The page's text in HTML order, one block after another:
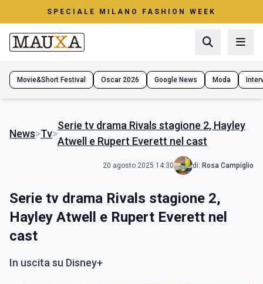
SPECIALE MILANO FASHION WEEK
Movie&Short Festival Oscar 2026 Google News Moda
News>Tv>
Serie tv drama Rivals stagione 2, Hayley
Atwell e Rupert Everett nel cast
20 agosto 2025 14:30 di: Rosa Campiglio
Serie tv drama Rivals stagione 2,
Hayley Atwell e Rupert Everett nel
cast
In uscita su Disney+